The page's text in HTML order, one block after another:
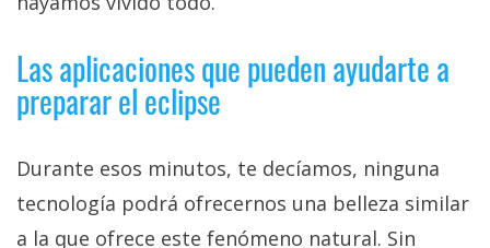
Las aplicaciones que pueden ayudarte a
preparar el eclipse
Durante esos minutos, te decíamos, ninguna
tecnología podrá ofrecernos una belleza similar
a la que ofrece este fenómeno natural. Sin